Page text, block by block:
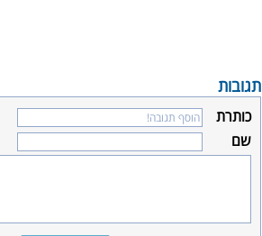
תגובות
כותרת
שם